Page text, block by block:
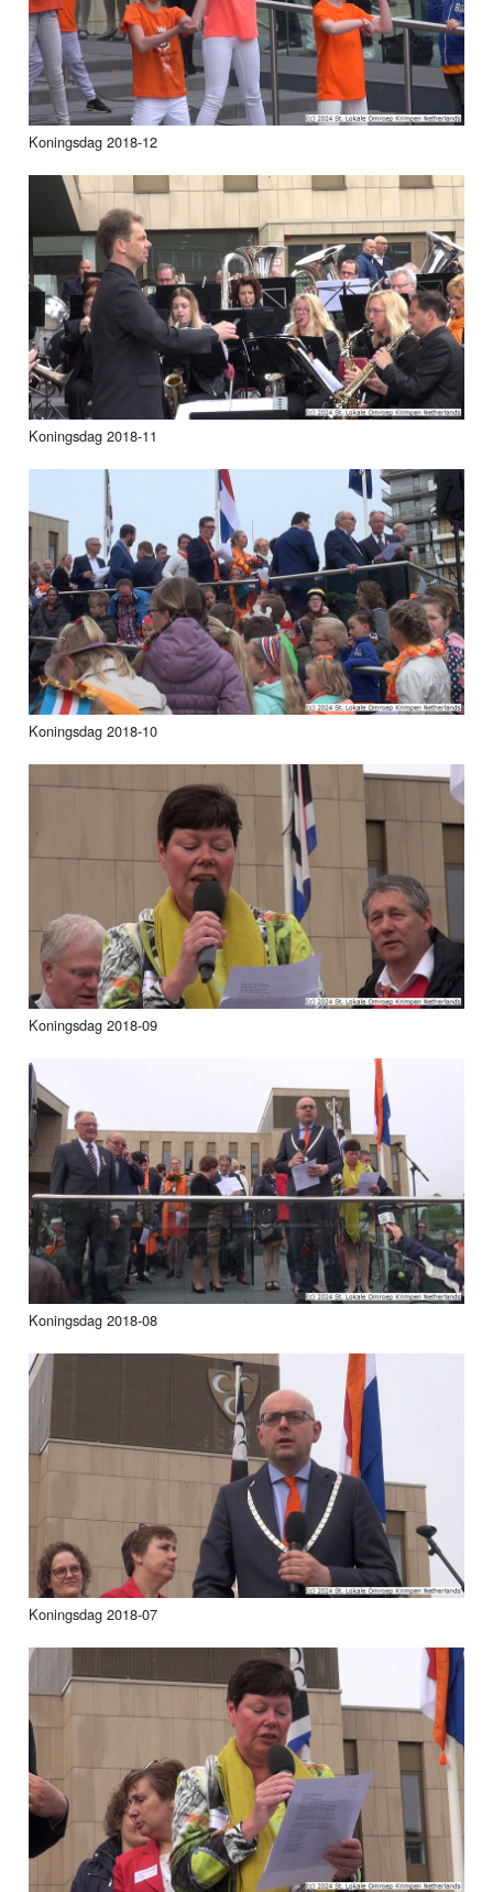
Koningsdag 2018-12
Koningsdag 2018-11
Koningsdag 2018-10
Koningsdag 2018-09
Koningsdag 2018-08
Koningsdag 2018-07